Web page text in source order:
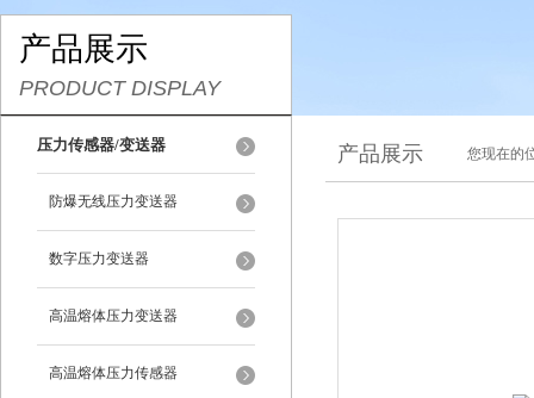
产品展示
PRODUCT DISPLAY
压力传感器/变送器
防爆无线压力变送器
数字压力变送器
高温熔体压力变送器
高温熔体压力传感器
产品展示 您现在的